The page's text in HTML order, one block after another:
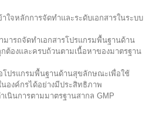
ใจหลักการจัดทำและระดับเอกสารในระบบ
มารถจัดทำเอกสารโปรแกรมพื้นฐานด้าน
องและครบถ้วนตามเนื้อหาของมาตรฐาน
ปรแกรมพื้นฐานด้านสุขลักษณะเพื่อใช้
องค์กรได้อย่างมีประสิทธิภาพ
เนินการตามมาตรฐานสากล GMP